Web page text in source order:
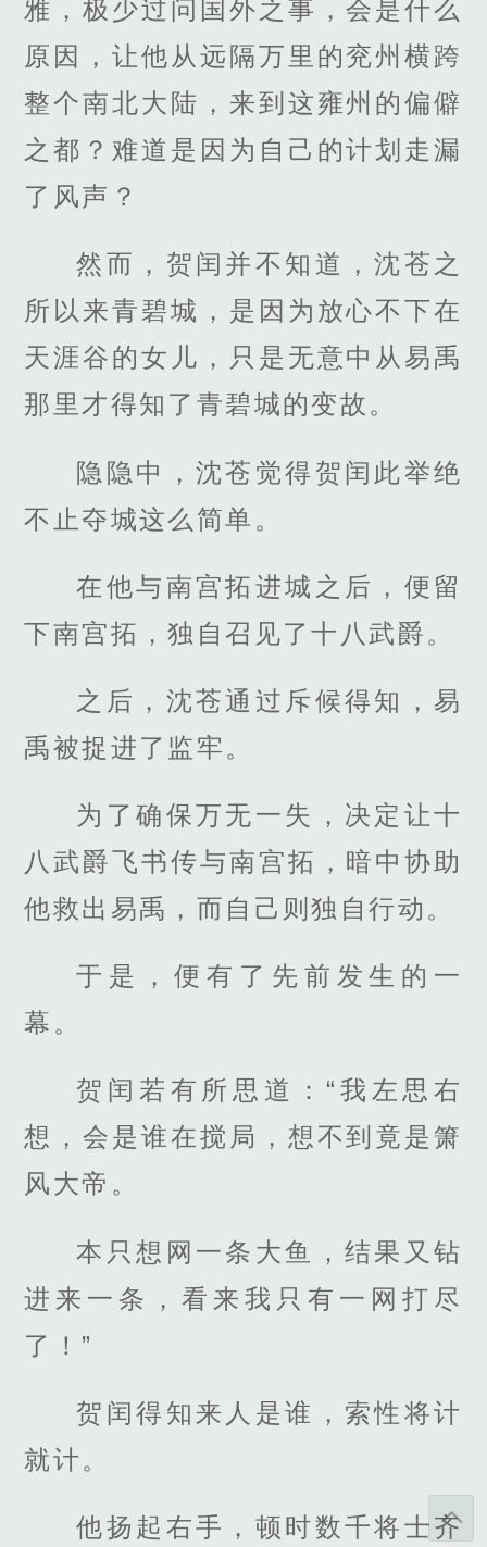
雅，极少过问国外之事，会是什么
原因，让他从远隔万里的兖州横跨
整个南北大陆，来到这雍州的偏僻
之都？难道是因为自己的计划走漏
了风声？
然而，贺闰并不知道，沈苍之
所以来青碧城，是因为放心不下在
天涯谷的女儿，只是无意中从易禹
那里才得知了青碧城的变故。
隐隐中，沈苍觉得贺闰此举绝
不止夺城这么简单。
在他与南宫拓进城之后，便留
下南宫拓，独自召见了十八武爵。
之后，沈苍通过斥候得知，易
禹被捉进了监牢。
为了确保万无一失，决定让十
八武爵飞书传与南宫拓，暗中协助
他救出易禹，而自己则独自行动。
于是，便有了先前发生的一
幕。
贺闰若有所思道：“我左思右
想，会是谁在搅局，想不到竟是箫
风大帝。
本只想网一条大鱼，结果又钻
进来一条，看来我只有一网打尽
了！”
贺闰得知来人是谁，索性将计
就计。
他扬起右手，顿时数千将士齐